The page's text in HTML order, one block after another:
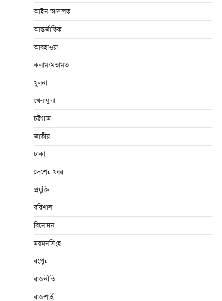
আইন আদালত
আন্তর্জাতিক
আবহাওয়া
কলাম/মতামত
খুলনা
খেলাধুলা
চট্টগ্রাম
জাতীয়
ঢাকা
দেশের খবর
প্রযুক্তি
বরিশাল
বিনোদন
ময়মনসিংহ
রংপুর
রাজনীতি
রাজশাহী